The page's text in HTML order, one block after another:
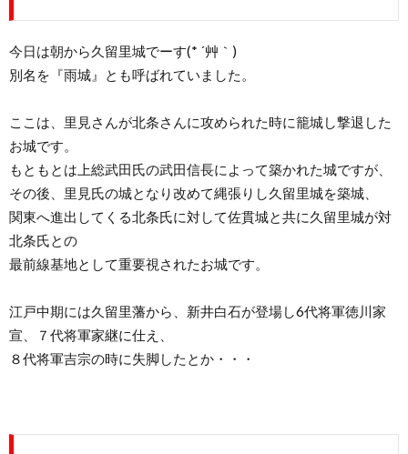
今日は朝から久留里城でーす(* ´艸｀)
別名を『雨城』とも呼ばれていました。
ここは、里見さんが北条さんに攻められた時に籠城し撃退した
お城です。
もともとは上総武田氏の武田信長によって築かれた城ですが、
その後、里見氏の城となり改めて縄張りし久留里城を築城、
関東へ進出してくる北条氏に対して佐貫城と共に久留里城が対
北条氏との
最前線基地として重要視されたお城です。
江戸中期には久留里藩から、新井白石が登場し6代将軍徳川家
宣、７代将軍家継に仕え、
８代将軍吉宗の時に失脚したとか・・・